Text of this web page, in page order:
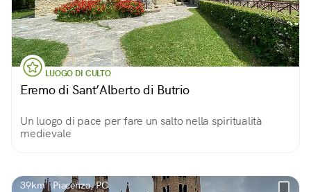
LUOGO DI CULTO
Eremo di Sant’Alberto di Butrio
Un luogo di pace per fare un salto nella spiritualità
medievale
39km | Piacenza, PC